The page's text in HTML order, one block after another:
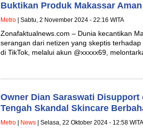
Buktikan Produk Makassar Aman
Metro | Sabtu, 2 November 2024 - 22:16 WITA
Zonafaktualnews.com – Dunia kecantikan
serangan dari netizen yang skeptis
di TikTok, melalui akun @xxxxx69,
Owner Dian Saraswati Disupport
Tengah Skandal Skincare
Metro News | Selasa, 22 Oktober 2024 - 12:58 WITA